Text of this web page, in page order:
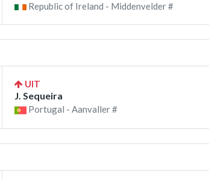
Republic of Ireland - Middenvelder #
UIT
J. Sequeira
Portugal - Aanvaller #